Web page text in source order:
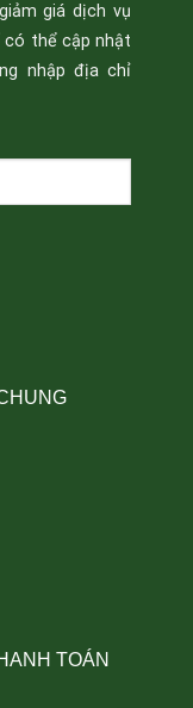
giá dịch vụ
có thể cập nhật
nhập địa chỉ
TOÁN